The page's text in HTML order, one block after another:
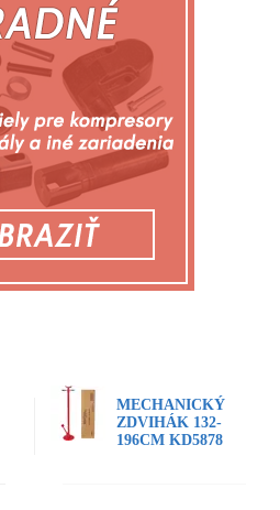
MECHANICKÝ
ZDVIHÁK 132-
196CM KD5878